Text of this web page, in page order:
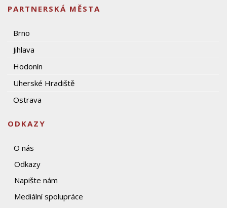
PARTNERSKÁ MĚSTA
Brno
Jihlava
Hodonín
Uherské Hradiště
Ostrava
ODKAZY
O nás
Odkazy
Napište nám
Mediální spolupráce